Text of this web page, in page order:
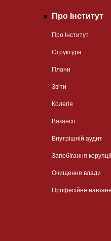
Про Інститут
Про Інститут
Структура
Плани
Звіти
Колегія
Вакансії
Внутрішній аудит
Запобігання корупції
Очищення влади
Професійне